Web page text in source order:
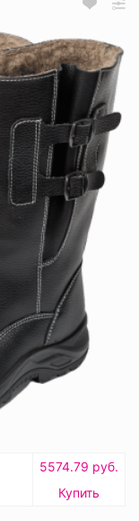
5574.79 руб.
Купить